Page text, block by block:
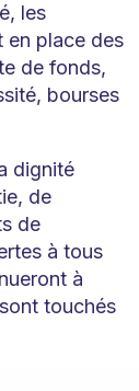
les
en place des
de fonds,
bourses
dignité
de
de
à tous
à
touchés